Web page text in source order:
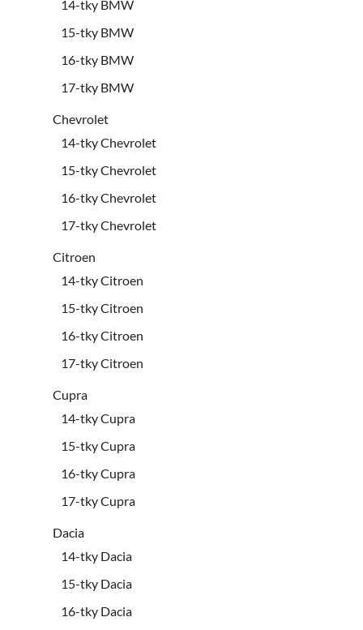
14-tky BMW
15-tky BMW
16-tky BMW
17-tky BMW
Chevrolet
14-tky Chevrolet
15-tky Chevrolet
16-tky Chevrolet
17-tky Chevrolet
Citroen
14-tky Citroen
15-tky Citroen
16-tky Citroen
17-tky Citroen
Cupra
14-tky Cupra
15-tky Cupra
16-tky Cupra
17-tky Cupra
Dacia
14-tky Dacia
15-tky Dacia
16-tky Dacia